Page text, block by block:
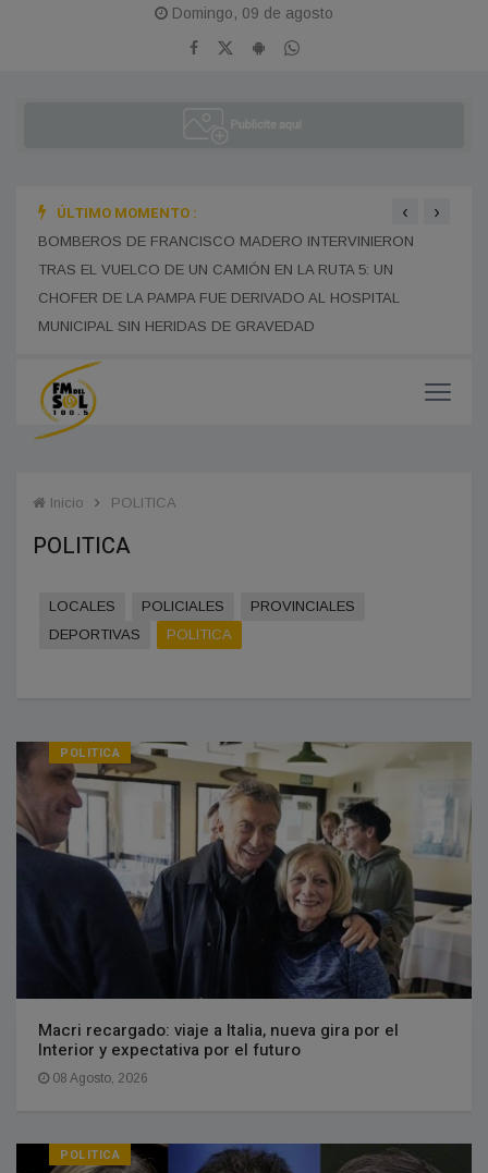
Domingo, 09 de agosto
ÚLTIMO MOMENTO :
BOMBEROS DE FRANCISCO MADERO INTERVINIERON
TRAS EL VUELCO DE UN CAMIÓN EN LA RUTA 5: UN
CHOFER DE LA PAMPA FUE DERIVADO AL HOSPITAL
MUNICIPAL SIN HERIDAS DE GRAVEDAD
‹ ›
Inicio POLITICA
POLITICA
LOCALES POLICIALES
PROVINCIALES
DEPORTIVAS
POLITICA
POLITICA
Macri recargado: viaje a Italia, nueva gira por el
Interior y expectativa por el futuro
08 Agosto, 2026
POLITICA